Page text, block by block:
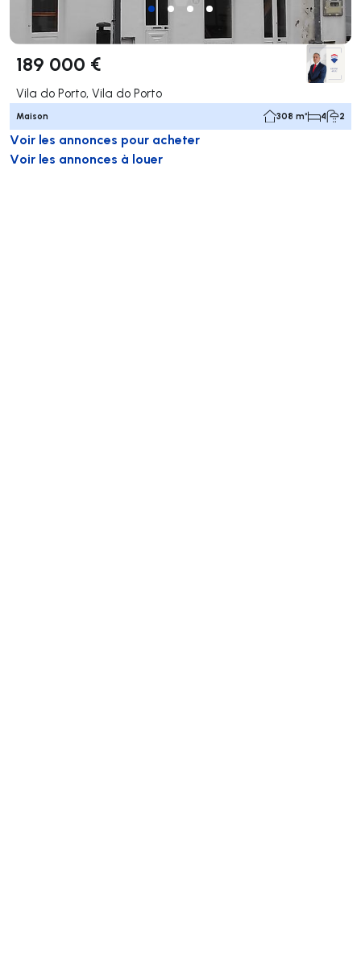
189 000 €
Vila do Porto, Vila do Porto
Maison 308 m² 4 2
Voir les annonces pour acheter
Voir les annonces à louer